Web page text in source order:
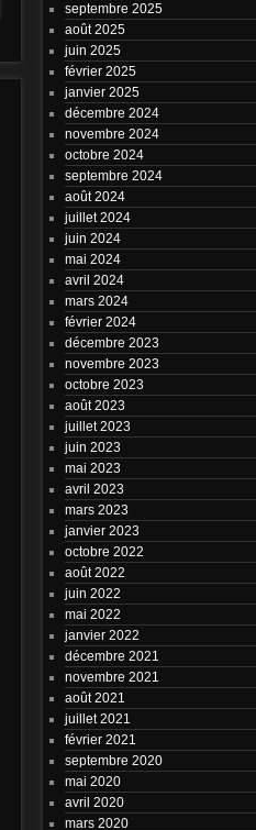
septembre 2025
août 2025
juin 2025
février 2025
janvier 2025
décembre 2024
novembre 2024
octobre 2024
septembre 2024
août 2024
juillet 2024
juin 2024
mai 2024
avril 2024
mars 2024
février 2024
décembre 2023
novembre 2023
octobre 2023
août 2023
juillet 2023
juin 2023
mai 2023
avril 2023
mars 2023
janvier 2023
octobre 2022
août 2022
juin 2022
mai 2022
janvier 2022
décembre 2021
novembre 2021
août 2021
juillet 2021
février 2021
septembre 2020
mai 2020
avril 2020
mars 2020